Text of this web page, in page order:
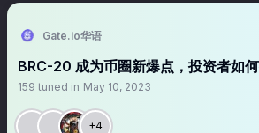
Gate.io华语
BRC-20 成为币圈新爆点，投资者如
159 tuned in May 10, 2023
+4